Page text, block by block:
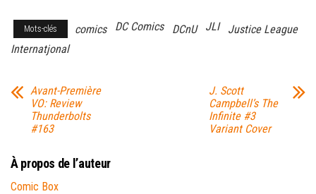
Mots-clés comics DC Comics DCnU JLI
Justice League
Internatjonal
Avant-Première
VO: Review
Thunderbolts
#163
J. Scott
Campbell’s The
Infinite #3
Variant Cover
À propos de l’auteur
Comic Box